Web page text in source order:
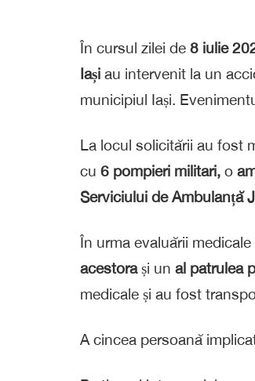
În cursul zilei de 8 iulie
Iași au intervenit la un
municipiul Iași.
La locul solicitării au fost
cu 6 pompieri militari, o
Serviciului de Ambulanță
În urma evaluării
acestorași un al patrulea
medicale și au fost
A cincea persoană